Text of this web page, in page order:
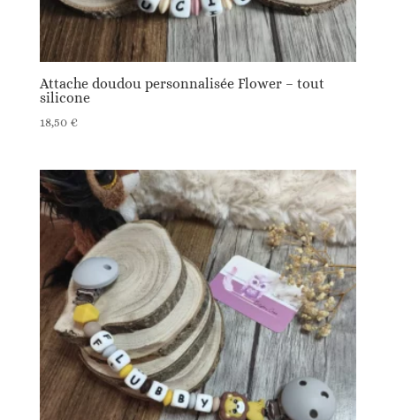
Attache doudou personnalisée Flower – tout
silicone
18,50 €